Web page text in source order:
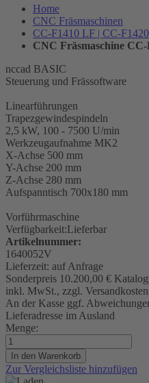
Home
CNC Fräsmaschinen
CC-F1410 LF | CC-
CNC Fräsmaschine
nccad BASIC
Steuerung und Frässoftware
Linearführungen
Trapezgewindespindeln
2,5 kW, 100 - 7500 U/min
Werkzeugaufnahme MK2
X-Achse 500 mm
Y-Achse 200 mm
Z-Achse 280 mm
Aufspanntisch 700x180 mm
Vorführmaschine
Verfügbarkeit:Lieferbar
Artikelnummer:
1640052V
Lieferzeit: auf Anfrage
Sonderpreis 10.200,00 €
inkl. MwSt., zzgl. Versandkosten
An der Kasse ggf.
Lieferadresse im Ausland
Menge:
In den Warenkorb
Zur Vergleichsliste hinzufügen